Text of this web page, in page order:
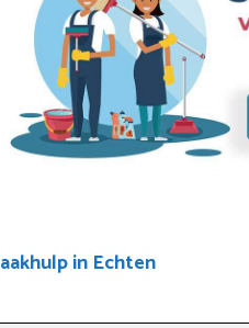
in Echten